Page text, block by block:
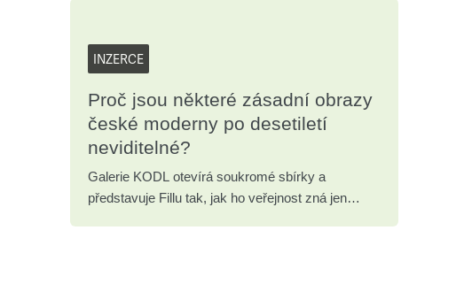
INZERCE
Proč jsou některé zásadní obrazy
české moderny po desetiletí
neviditelné?
Galerie KODL otevírá soukromé sbírky a
představuje Fillu tak, jak ho veřejnost zná jen